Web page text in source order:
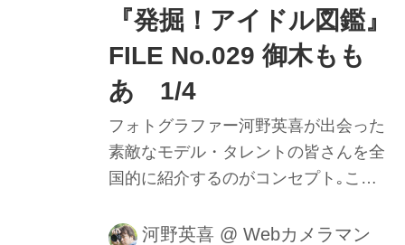
『発掘！アイドル図鑑』
FILE No.029 御木もも
あ 1/4
フォトグラファー河野英喜が出会った
素敵なモデル・タレントの皆さんを全
国的に紹介するのがコンセプト｡ここ
インダー内の様子を垣間見ることがで
河野英喜 @ Webカメラマン